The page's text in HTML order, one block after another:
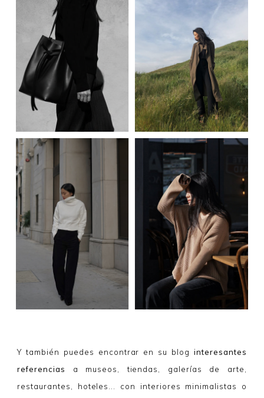
Y también puedes encontrar en su bloginteresantes
referencias
a museos, tiendas, galerías de arte,
restaurantes, hoteles... con interiores minimalistas o